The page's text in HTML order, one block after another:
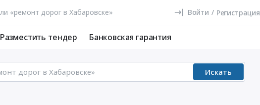
Войти / Регистрация
Разместить тендер Банковская гарантия
Искать